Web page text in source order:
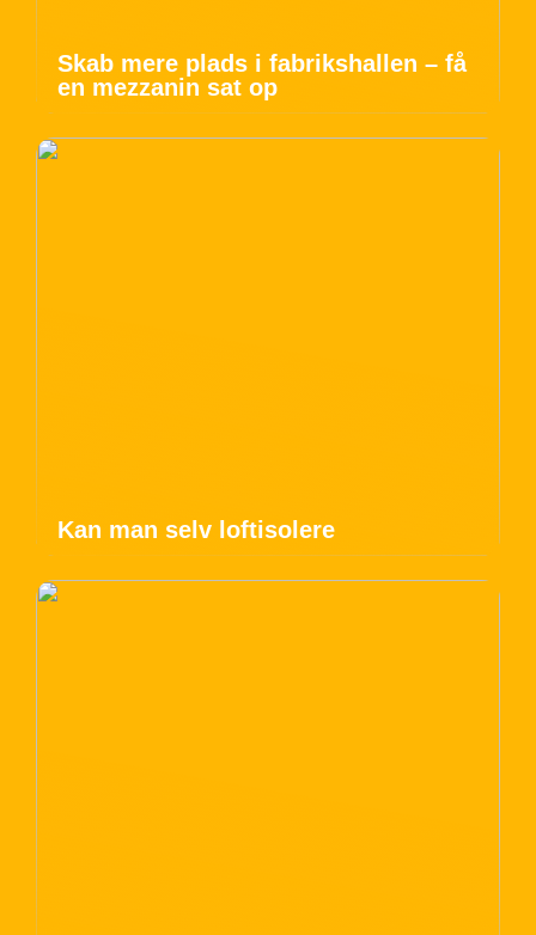
Skab mere plads i fabrikshallen – få
en mezzanin sat op
Kan man selv loftisolere